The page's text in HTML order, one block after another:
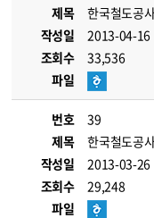
제목
한국철도공
작성일
2013-04-16
조회수
33,536
파일
번호
39
제목
한국철도공
작성일
2013-03-26
조회수
29,248
파일